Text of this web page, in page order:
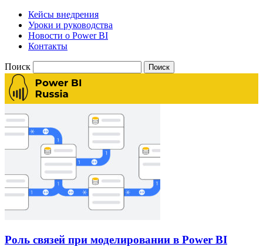
Кейсы внедрения
Уроки и руководства
Новости о Power BI
Контакты
Поиск
Роль связей при моделировании в Power BI